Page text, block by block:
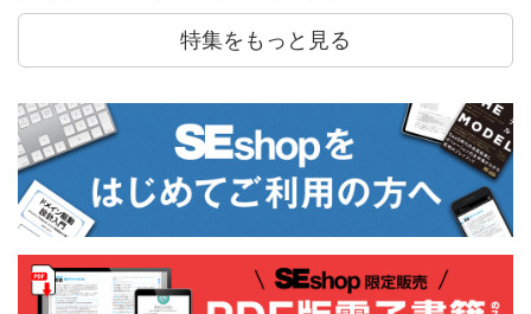
特集をもっと見る